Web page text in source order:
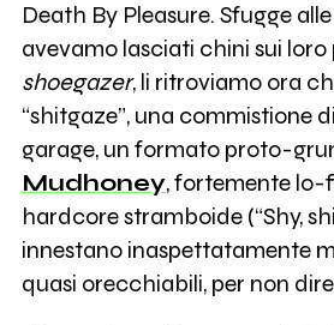
Death By Pleasure. Sfugge
avevamo lasciati chini sui loro
shoegazer, li ritroviamo ora
“shitgaze”, una commistione
garage, un formato proto-
Mudhoney, fortemente lo-
hardcore stramboide (“Shy,
innestano inaspettatamente
quasi orecchiabili, per non